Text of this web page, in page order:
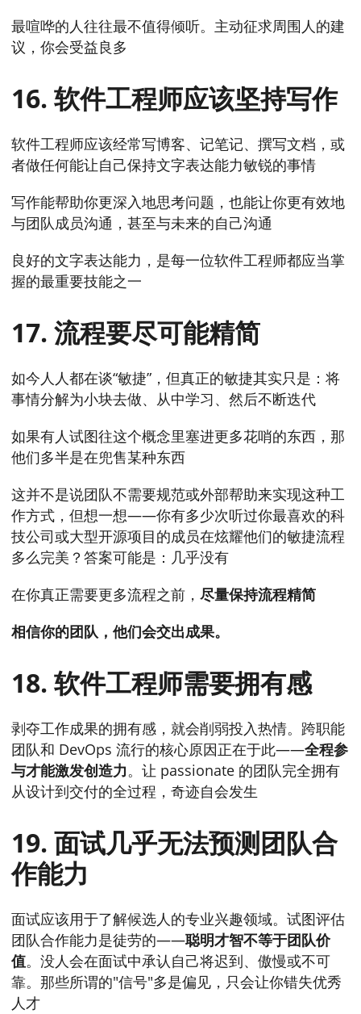
最喧哗的人往往最不值得倾听。主动征求周围人的建
议，你会受益良多
16. 软件工程师应该坚持写作
软件工程师应该经常写博客、记笔记、撰写文档，或
者做任何能让自己保持文字表达能力敏锐的事情
写作能帮助你更深入地思考问题，也能让你更有效地
与团队成员沟通，甚至与未来的自己沟通
良好的文字表达能力，是每一位软件工程师都应当掌
握的最重要技能之一
17. 流程要尽可能精简
如今人人都在谈“敏捷”，但真正的敏捷其实只是：将
事情分解为小块去做、从中学习、然后不断迭代
如果有人试图往这个概念里塞进更多花哨的东西，那
他们多半是在兜售某种东西
这并不是说团队不需要规范或外部帮助来实现这种工
作方式，但想一想——你有多少次听过你最喜欢的科
技公司或大型开源项目的成员在炫耀他们的敏捷流程
多么完美？答案可能是：几乎没有
在你真正需要更多流程之前， 尽量保持流程精简
相信你的团队，他们会交出成果。
18. 软件工程师需要拥有感
剥夺工作成果的拥有感，就会削弱投入热情。跨职能
团队和 DevOps 流行的核心原因正在于此——全程参
与才能激发创造力。让 passionate 的团队完全拥有
从设计到交付的全过程，奇迹自会发生
19. 面试几乎无法预测团队合
作能力
面试应该用于了解候选人的专业兴趣领域。试图评估
团队合作能力是徒劳的——聪明才智不等于团队价
值。没人会在面试中承认自己将迟到、傲慢或不可
靠。那些所谓的"信号"多是偏见，只会让你错失优秀
人才